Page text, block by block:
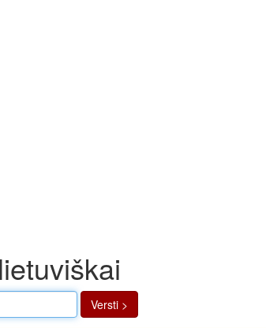
Versti >